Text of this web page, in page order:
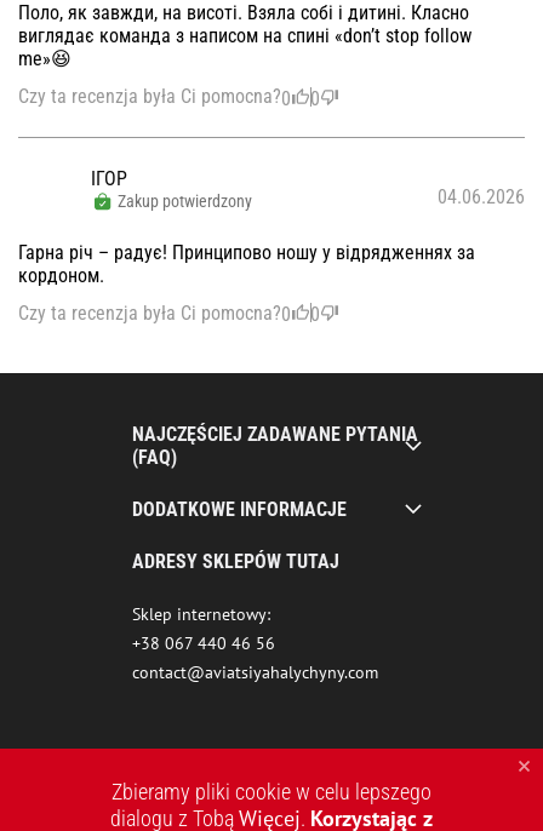
Поло, як завжди, на висоті. Взяла собі і дитині. Класно
виглядає команда з написом на спині «don’t stop follow
me»😆
Czy ta recenzja była Ci pomocna?0 0
ІГОР
Zakup potwierdzony 04.06.2026
Гарна річ – радує! Принципово ношу у відрядженнях за
кордоном.
Czy ta recenzja była Ci pomocna?0 0
NAJCZĘŚCIEJ ZADAWANE PYTANIA
(FAQ)
DODATKOWE INFORMACJE
ADRESY SKLEPÓW TUTAJ
Sklep internetowy:
+38 067 440 46 56
contact@aviatsiyahalychyny.com
Zbieramy pliki cookie w celu lepszego
dialogu z TobąWięcej. Korzystając z